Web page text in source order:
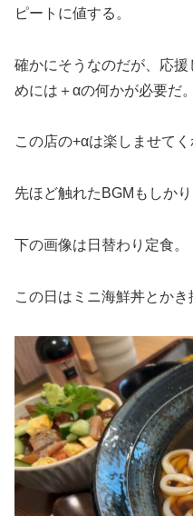
ピートに値する。
確かにそうなのだが、応
めには＋αの何かが必要だ。
この店の+αは楽しませてく
先ほど触れたBGMもしかり
下の画像は日替わり定食。
この日はミニ海鮮丼とかき